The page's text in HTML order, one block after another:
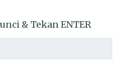
& Tekan ENTER